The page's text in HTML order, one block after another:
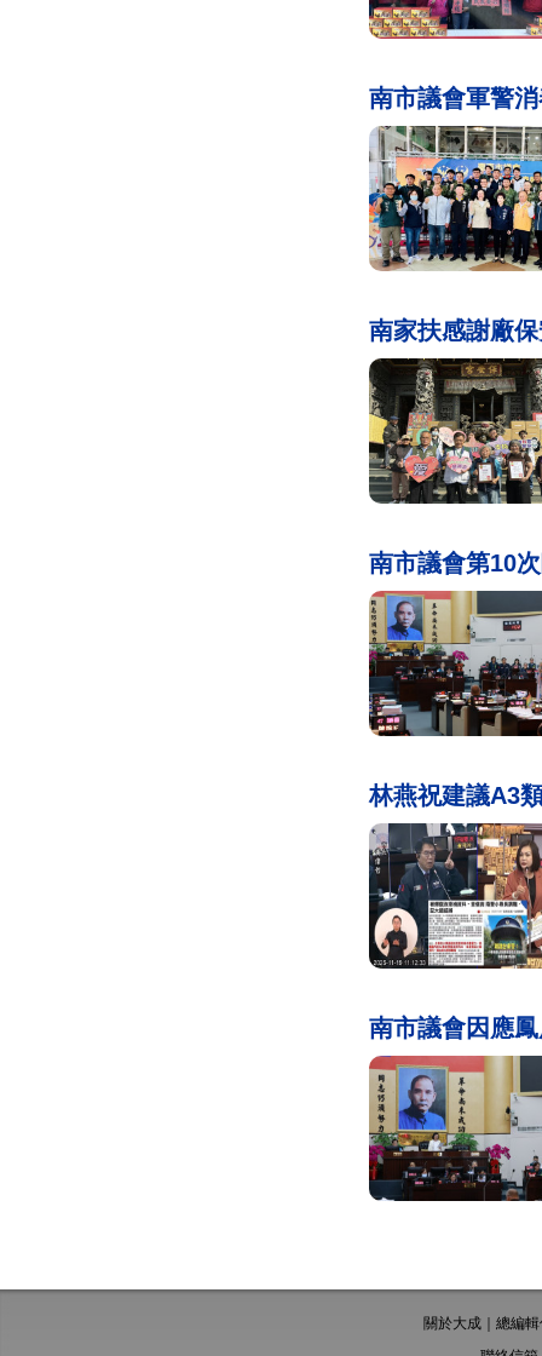
南市議會軍警
南家扶感謝廠
南市議會第10
林燕祝建議A3
南市議會因應